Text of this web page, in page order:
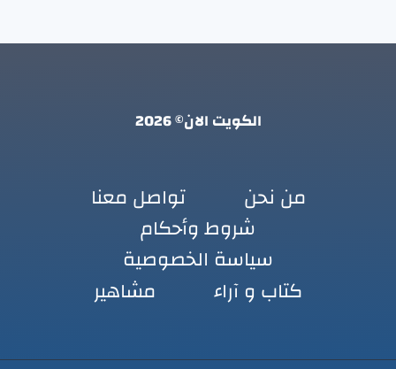
الكويت الان© 2026
من نحن
تواصل معنا
شروط وأحكام
سياسة الخصوصية
كتاب و آراء
مشاهير